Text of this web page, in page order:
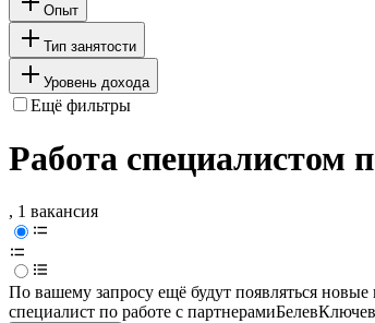
Опыт
Тип занятости
Уровень дохода
Ещё фильтры
Работа специалистом
, 1 вакансия
По вашему запросу ещё будут появляться
специалист по работе с партнерамиБелев